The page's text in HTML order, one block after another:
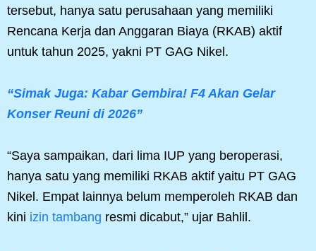
tersebut, hanya satu perusahaan yang memiliki
Rencana Kerja dan Anggaran Biaya (RKAB) aktif
untuk tahun 2025, yakni PT GAG Nikel.
“Simak Juga: Kabar Gembira! F4 Akan Gelar
Konser Reuni di 2026”
“Saya sampaikan, dari lima IUP yang beroperasi,
hanya satu yang memiliki RKAB aktif yaitu PT GAG
Nikel. Empat lainnya belum memperoleh RKAB dan
kini izin tambang resmi dicabut,” ujar Bahlil.